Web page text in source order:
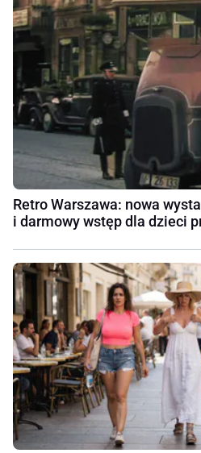
Retro Warszawa: nowa
i darmowy wstęp dla dzieci